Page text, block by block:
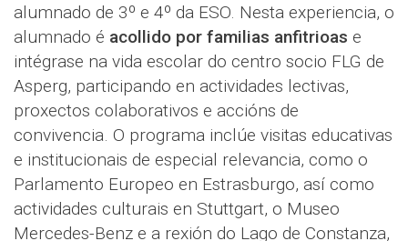
alumnado de 3º e 4º da ESO. Nesta experiencia, o
alumnado é acollido por familias anfitrioas e
intégrase na vida escolar do centro socio FLG de
Asperg, participando en actividades lectivas,
proxectos colaborativos e accións de
convivencia. O programa inclúe visitas educativas
e institucionais de especial relevancia, como o
Parlamento Europeo en Estrasburgo, así como
actividades culturais en Stuttgart, o Museo
Mercedes-Benz e a rexión do Lago de Constanza,